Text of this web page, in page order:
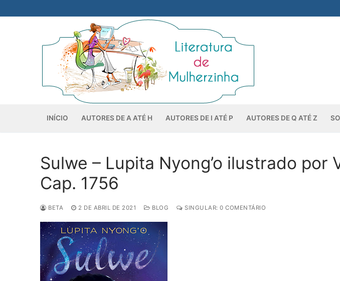
para
INÍCIO AUTORES DE A ATÉ H AUTORES DE I ATÉ P AUTORES DE Q ATÉ Z
Sulwe – Lupita Nyong’o ilustrado por
Cap. 1756
BETA 2 DE ABRIL DE 2021 BLOG SINGULAR: 0 COMENTÁRIO